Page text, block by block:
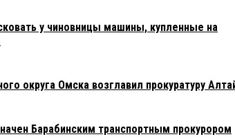
у чиновницы машины, купленные на
округа Омска возглавил прокуратуру
Барабинским транспортным прокурором